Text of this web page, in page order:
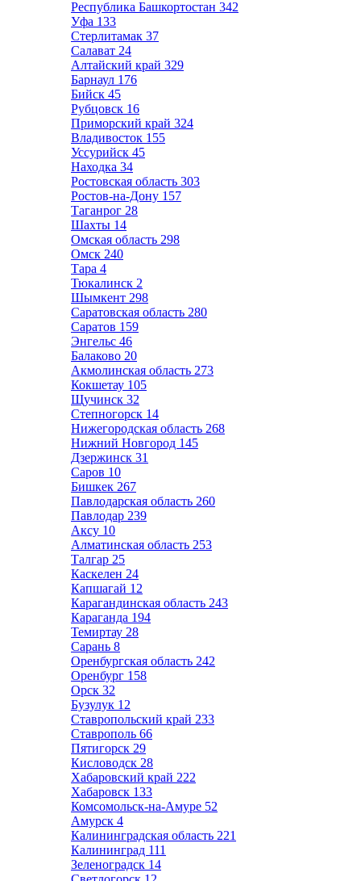
Республика Башкортостан 342
Уфа 133
Стерлитамак 37
Салават 24
Алтайский край 329
Барнаул 176
Бийск 45
Рубцовск 16
Приморский край 324
Владивосток 155
Уссурийск 45
Находка 34
Ростовская область 303
Ростов-на-Дону 157
Таганрог 28
Шахты 14
Омская область 298
Омск 240
Тара 4
Тюкалинск 2
Шымкент 298
Саратовская область 280
Саратов 159
Энгельс 46
Балаково 20
Акмолинская область 273
Кокшетау 105
Щучинск 32
Степногорск 14
Нижегородская область 268
Нижний Новгород 145
Дзержинск 31
Саров 10
Бишкек 267
Павлодарская область 260
Павлодар 239
Аксу 10
Алматинская область 253
Талгар 25
Каскелен 24
Капшагай 12
Карагандинская область 243
Караганда 194
Темиртау 28
Сарань 8
Оренбургская область 242
Оренбург 158
Орск 32
Бузулук 12
Ставропольский край 233
Ставрополь 66
Пятигорск 29
Кисловодск 28
Хабаровский край 222
Хабаровск 133
Комсомольск-на-Амуре 52
Амурск 4
Калининградская область 221
Калининград 111
Зеленоградск 14